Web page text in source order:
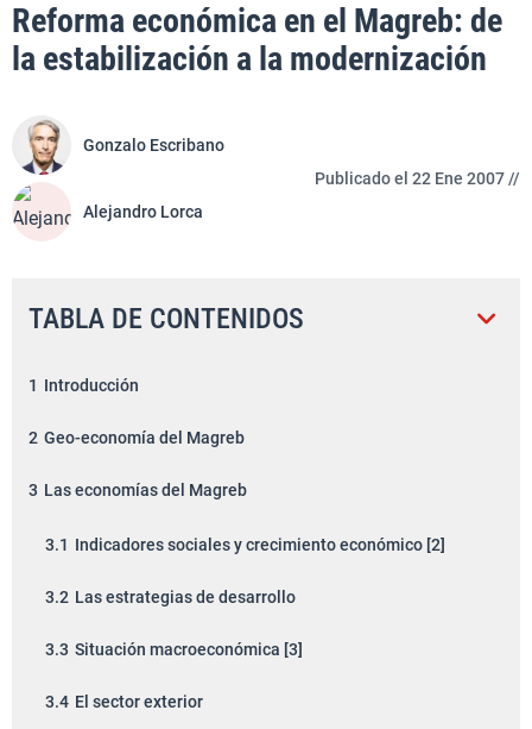
Reforma económica en el Magreb: de
la estabilización a la modernización
Gonzalo Escribano
Alejandro Lorca
Publicado el 22 Ene 2007 //
TABLA DE CONTENIDOS
1 Introducción
2 Geo-economía del Magreb
3 Las economías del Magreb
3.1 Indicadores sociales y crecimiento económico [2]
3.2 Las estrategias de desarrollo
3.3 Situación macroeconómica [3]
3.4 El sector exterior